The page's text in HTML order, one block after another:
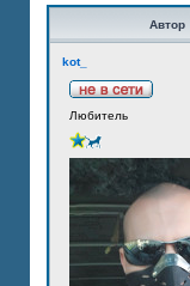
Автор
kot_
Любитель